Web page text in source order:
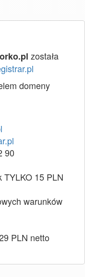
została
domeny
90
TYLKO 15 PLN
warunków
PLN netto